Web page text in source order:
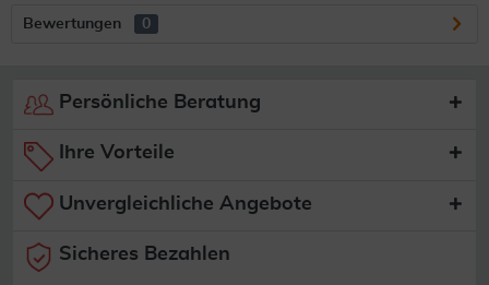
Bewertungen 0
Persönliche Beratung
Ihre Vorteile
Unvergleichliche Angebote
Sicheres Bezahlen